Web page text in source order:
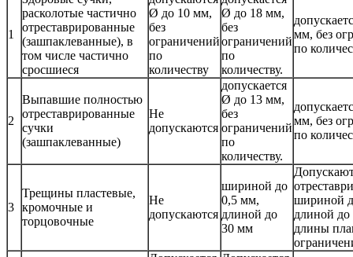
1
расколотые частично
отреставрированные
(зашпаклеванные), в
том числе частично
сросшиеся
Ø до 10 мм,
без
ограничений
по
количеству
Ø до 18 мм,
без
ограничений
по
количеству.
мм, без
по
2
Выпавшие полностью
отреставрированные
сучки
(зашпаклеванные)
Не
допускаются
допускается
Ø до 13 мм,
без
ограничений
по
количеству.
мм, без
по
3
Трещины пластевые,
кромочные и
торцовочные
Не
допускаются
шириной до
0,5 мм,
длиной до
30 мм
шириной
длиной до
длины